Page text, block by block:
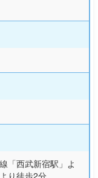
「西武新宿駅」よ